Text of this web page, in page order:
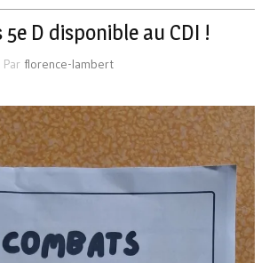
5e D disponible au CDI !
Par florence-lambert